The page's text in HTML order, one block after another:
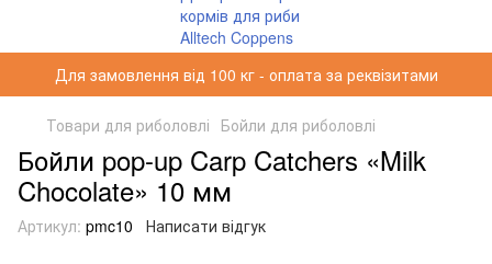
Для замовлення від 100 кг - оплата за реквізитами
Товари для риболовлі Бойли для риболовлі
Бойли pop-up Carp Catchers «Milk
Chocolate» 10 мм
Артикул: pmc10 Написати відгук